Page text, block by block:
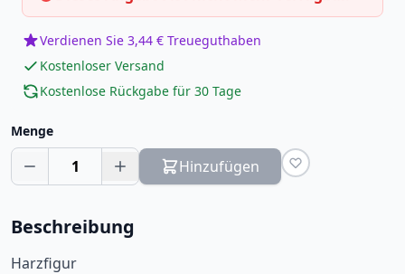
Verdienen Sie 3,44 € Treueguthaben
Kostenloser Versand
Kostenlose Rückgabe für 30 Tage
Menge
1 Hinzufügen
Beschreibung
Harzfigur